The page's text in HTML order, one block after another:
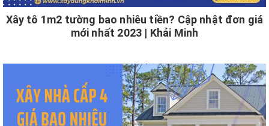
Xây tô 1m2 tường bao nhiêu tiền? Cập nhật đơn giá
mới nhất 2023 | Khải Minh